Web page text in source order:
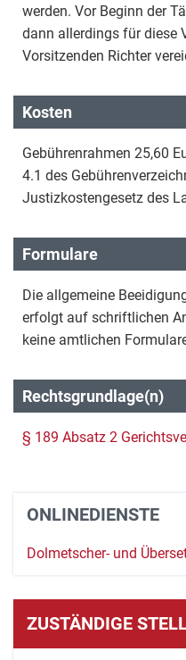
werden. Vor Beginn der
dann allerdings für diese
Vorsitzenden Richter
Kosten
Gebührenrahmen 25,60
4.1 des
Justizkostengesetz des
Formulare
Die allgemeine
erfolgt auf schriftlichen
keine amtlichen
Rechtsgrundlage(n)
§ 189 Absatz 2
ONLINEDIENSTE
Dolmetscher- und
ZUSTÄNDIGE